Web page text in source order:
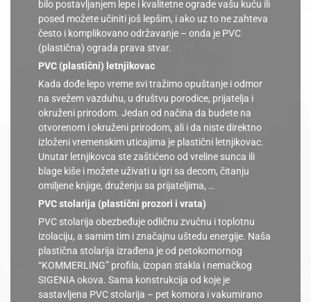
bilo postavljanjem lepe i kvalitetne ograde vašu kuću ili
posed možete učiniti još lepšim, i ako uz to ne zahteva
često i komplikovano održavanje – onda je PVC
(plastična) ograda prava stvar.
PVC (plastični) letnjikovac
Kada dođe lepo vreme svi tražimo opuštanje i odmor
na svežem vazduhu, u društvu porodice, prijatelja i
okruženi prirodom. Jedan od načina da budete na
otvorenom i okruženi prirodom, ali i da niste direktno
izloženi vremenskim uticajima je plastični letnjikovac.
Unutar letnjikovca ste zaštićeno od vreline sunca ili
blage kiše i možete uživati u igri sa decom, čitanju
omiljene knjige, druženju sa prijateljima, …
PVC stolarija (plastični prozori i vrata)
PVC stolarija obezbeđuje odličnu zvučnu i toplotnu
izolaciju, a samim tim i značajnu uštedu energije. Naša
plastična stolarija izrađena je od petokomornog
“KOMMERLING” profila, izopan stakla i nemačkog
SIGENIA okova. Sama konstrukcija od koje je
sastavljena PVC stolarija – pet komora i vakumirano